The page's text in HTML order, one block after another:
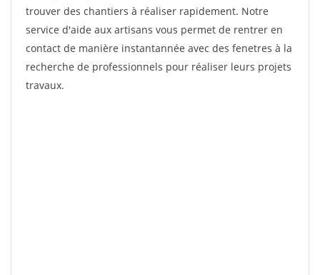
trouver des chantiers à réaliser rapidement. Notre
service d'aide aux artisans vous permet de rentrer en
contact de manière instantannée avec des fenetres à la
recherche de professionnels pour réaliser leurs projets
travaux.